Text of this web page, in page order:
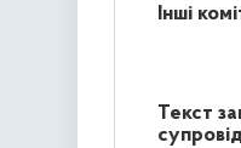
Інші
Текст